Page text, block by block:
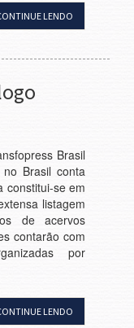
LENDO
Brasil
Brasil conta
constitui-se em
listagem
de acervos
contarão com
por
LENDO